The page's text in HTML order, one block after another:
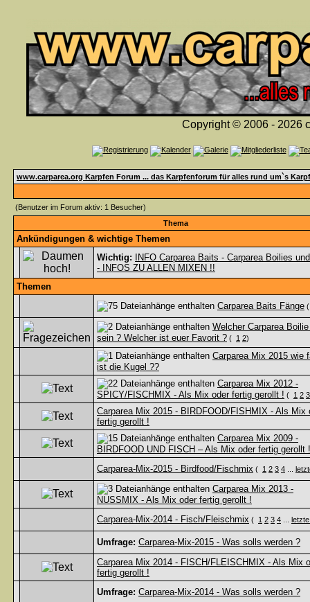
Copyright © 2006 - 2026
www.carparea.org Karpfen Forum ... das Karpfenforum für alles rund um`s
(Benutzer im Forum aktiv: 1 Besucher)
Thema
Ankündigungen & wichtige Themen
Wichtig:
INFO Carparea Baits - Carparea Boilies
- INFOS ZU ALLEN MIXEN !!
Themen
Carparea Baits Fänge
Welcher Carparea
sein ? Welcher ist euer Favorit ? ( 1 2)
Carparea Mix 2015 wie
ist die Kugel ??
Carparea Mix 2012 -
SPICY/FISCHMIX - Als Mix oder fertig gerollt ! ( 1 2 3
Carparea Mix 2015 - BIRDFOOD/FISHMIX - Als Mix
fertig gerollt !
Carparea Mix 2009 -
BIRDFOOD UND FISCH – Als Mix oder fertig gerollt !
Carparea-Mix-2015 - Birdfood/Fischmix ( 1 2 3 4
Carparea Mix 2013 -
NUSSMIX - Als Mix oder fertig gerollt !
Carparea-Mix-2014 - Fisch/Fleischmix ( 1 2 3 4
Umfrage: Carparea-Mix-2015 - Was solls werden ?
Carparea Mix 2014 - FISCH/FLEISCHMIX - Als Mix
fertig gerollt !
Umfrage: Carparea-Mix-2014 - Was solls werden ?